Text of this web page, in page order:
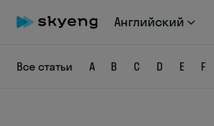
Английский
Все статьи A B C D E F